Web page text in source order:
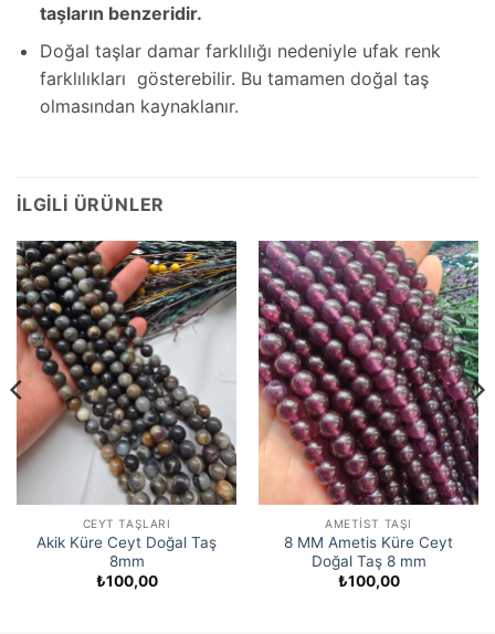
taşların benzeridir.
Doğal taşlar damar farklılığı nedeniyle ufak renk
farklılıkları gösterebilir. Bu tamamen doğal taş
olmasından kaynaklanır.
İLGILI ÜRÜNLER
CEYT TAŞLARI
Akik Küre Ceyt Doğal Taş
8mm
₺100,00
AMETIST TAŞI
8 MM Ametis Küre Ceyt
Doğal Taş 8 mm
₺100,00